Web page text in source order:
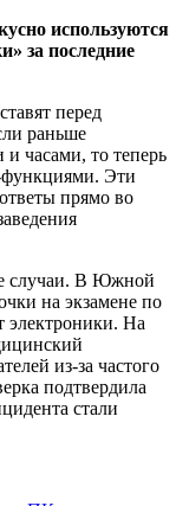
используются
за последние
перед
раньше
и часами, то теперь
Эти
прямо во
случаи. В Южной
на экзамене по
электроники. На
из-за частого
подтвердила
стали